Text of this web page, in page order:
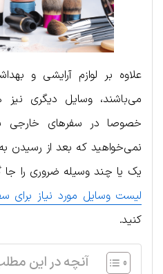
علاوه بر لوازم آرایشی و
می‌باشند، وسایل دیگری
خصوصا در سفر‌های خارجی
نمی‌خواهید که بعد از رسیدن
یک یا چند وسیله ضروری را جا
لیست وسایل مورد نیاز برای
کنید.
آنچه در این